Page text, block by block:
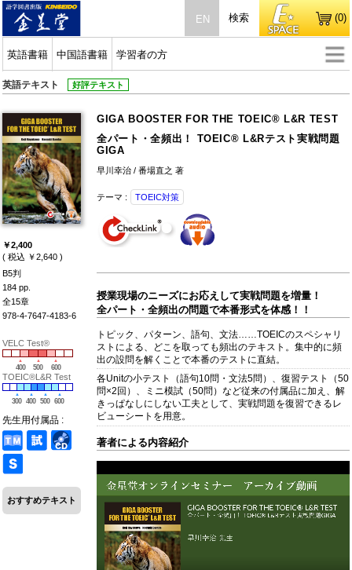
EN
英語書籍 中国語書籍 学習者の方
検索 (0)
英語テキスト 好評テキスト
￥2,400
( 税込 ￥2,640 )
B5判
184 pp.
全15章
978-4-7647-4183-6
VELC Test®
400 500 600
TOEIC®L&R Test
300 400 500 600
先生用付属品 :
おすすめテキスト
GIGA BOOSTER FOR THE TOEIC® L&R TEST
全パート・全頻出！ TOEIC® L&Rテスト実戦問題
GIGA
早川幸治 / 番場直之 著
テーマ : TOEIC対策
授業現場のニーズにお応えして実戦問題を増量！
全パート・全頻出の問題で本番形式を体感！！
トピック、パターン、語句、文法……TOEICのスペシャリ
ストによる、どこを取っても頻出のテキスト。集中的に頻
出の設問を解くことで本番のテストに直結。
各Unitの小テスト（語句10問・文法5問）、復習テスト（50
問×2回）、ミニ模試（50問）など従来の付属品に加え、解
きっぱなしにしない工夫として、実戦問題を復習できるレ
ビューシートを用意。
著者による内容紹介